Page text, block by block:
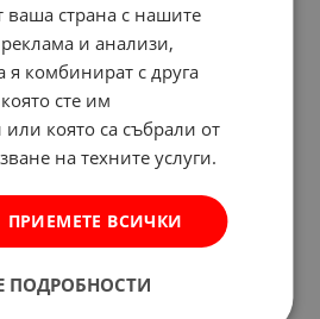
ваша страна с нашите
и анализи,
я комбинират с друга
сте им
или която са събрали от
на техните услуги.
ПРИЕМЕТЕ ВСИЧКИ
ПОДРОБНОСТИ